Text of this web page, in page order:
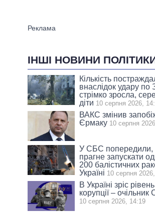
ІНШІ НОВИНИ
Кількість
внаслідок удару
стрімко зросла,
діти 10 серпня 2026,
ВАКС змінив
Єрмаку 10 серпня
У СБС
прагне запускати
200 балістичних
Україні 10 серпня
В Україні зріс
корупції – очільник
10 серпня 2026, 14:19